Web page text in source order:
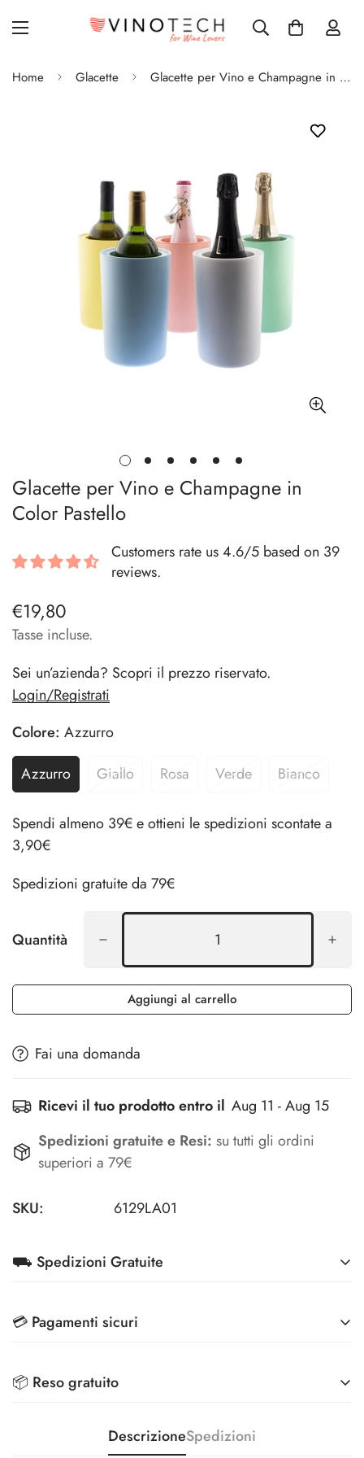
Home Glacette Glacette per Vino e Champagne in Color Pastello
Glacette per Vino e Champagne in
Color Pastello
Customers rate us 4.6/5 based on 39
reviews.
Prezzo
regolare
€19,80
Tasse incluse.
Sei un’azienda? Scopri il prezzo riservato.
Login/Registrati
Colore: Azzurro
Azzurro
Giallo Rosa Verde Bianco
Spendi almeno 39€ e ottieni le spedizioni scontate a
3,90€
Spedizioni gratuite da 79€
Quantità
Aggiungi al carrello
Fai una domanda
Ricevi il tuo prodotto entro il Aug 11 - Aug 15
Spedizioni gratuite e Resi: su tutti gli ordini
superiori a 79€
SKU: 6129LA01
⛟ Spedizioni Gratuite
per Aziende)
Spedizioni scontate a 3,90€ per ordini superiori a 39€
anche nei 5000+ punti InPost
💳 Pagamenti sicuri
metodi di pagamento più sicuri sul mercato
📦 Reso gratuito
Riconsegna i tuoi prodotti e ti rimborsiamo l'intero
DescrizioneSpedizioni